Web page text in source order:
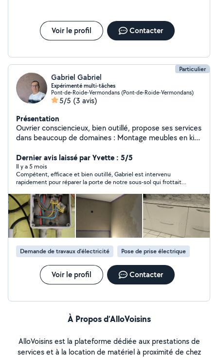
Voir le profil Contacter
Particulier
Gabriel Gabriel
Expérimenté multi-tâches
Pont-de-Roide-Vermondans (Pont-de-Roide-Vermondans)
5/5 (3 avis)
Présentation
Ouvrier consciencieux, bien outillé, propose ses services
dans beaucoup de domaines : Montage meubles en kit,
menuiserie, agencement intérieur, entretien espaces
verts, vide-cave, vide-grenier, évacuation des déchets,
petites interventions sur véhicule (remplacement
plaquettes, disques de freins, amortisseurs, vidanges
remplacements filtres,etc). Me contacter afin de définir
la nature des travaux à réaliser. Prestations
personalisées.
Dernier avis laissé par Yvette : 5/5
Il y a 5 mois
Compétent, efficace et bien outillé, Gabriel est intervenu
rapidement pour réparer la porte de notre sous-sol qui frottait
de la porte d'accès à notre terrasse. Il a travaillé avec avec soin
et méthode. J'ai apprécié également sa ponctualité, sa grande
courtoisie et ses conseils avisés. C'est un voisin très gentil,
rigoureux et vraiment sérieux, en qui vous pouvez avoir toute
confiance. Je le recommande vivement.
Demande de travaux d’électricité Pose de prise électrique
Voir le profil Contacter
À Propos d’AlloVoisins
AlloVoisins est la plateforme dédiée aux prestations de
services et à la location de matériel à proximité de chez